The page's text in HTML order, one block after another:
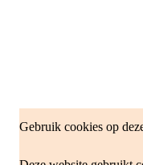
Gebruik cookies op